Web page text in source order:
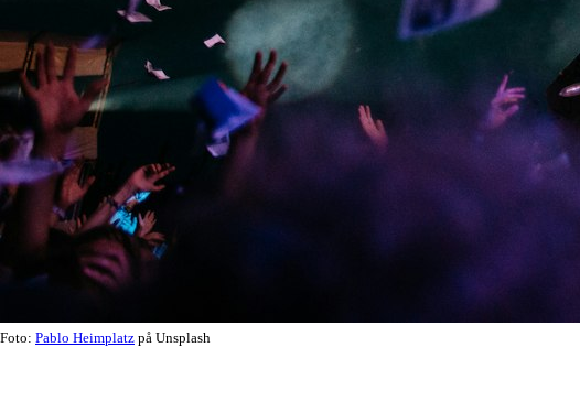
Foto: Pablo Heimplatz på Unsplash